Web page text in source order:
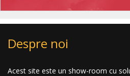
Despre noi
Acest site este un show-room cu